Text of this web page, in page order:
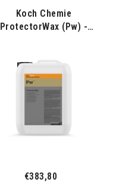
Koch Chemie
ProtectorWax (Pw) -
€383,80